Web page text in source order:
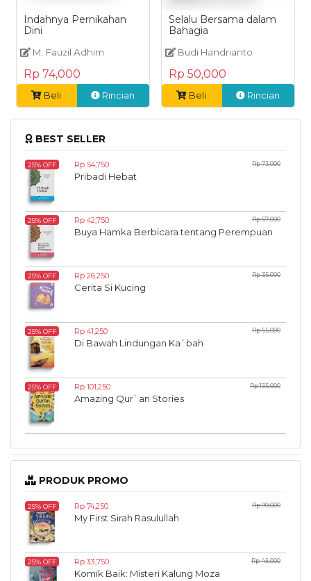
Indahnya Pernikahan
Dini
M. Fauzil Adhim
Rp 74,000
Beli Rincian
Selalu Bersama dalam
Bahagia
Budi Handrianto
Rp 50,000
Beli Rincian
BEST SELLER
25% OFF Rp 54,750 Rp 73,000
Pribadi Hebat
25% OFF Rp 42,750 Rp 57,000
Buya Hamka Berbicara tentang Perempuan
25% OFF Rp 26,250 Rp 35,000
Cerita Si Kucing
25% OFF Rp 41,250 Rp 55,000
Di Bawah Lindungan Ka`bah
25% OFF Rp 101,250 Rp 135,000
Amazing Qur`an Stories
PRODUK PROMO
25% OFF Rp 74,250 Rp 99,000
My First Sirah Rasulullah
25% OFF Rp 33,750 Rp 45,000
Komik Baik: Misteri Kalung Moza